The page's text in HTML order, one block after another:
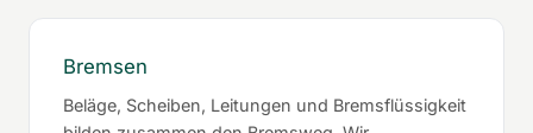
Bremsen
Beläge, Scheiben, Leitungen und Bremsflüssigkeit